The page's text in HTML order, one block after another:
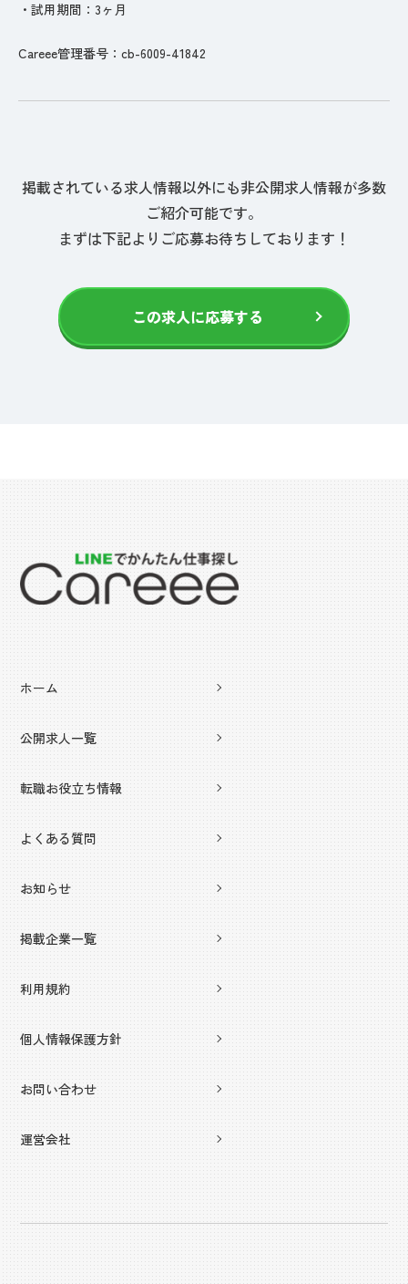
・試用期間：3ヶ月
Careee管理番号：cb-6009-41842
掲載されている求人情報以外にも非公開求人情報が多数
ご紹介可能です。
まずは下記よりご応募お待ちしております！
この求人に応募する
ホーム
公開求人一覧
転職お役立ち情報
よくある質問
お知らせ
掲載企業一覧
利用規約
個人情報保護方針
お問い合わせ
運営会社